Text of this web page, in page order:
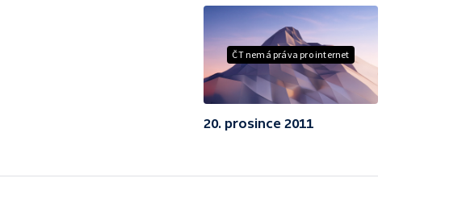
ČT nemá práva pro internet
20. prosince 2011